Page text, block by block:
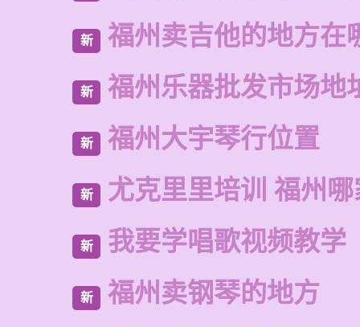
新 福州卖吉他的地方在
新 福州乐器批发市场地
新 福州大宇琴行位置
新 尤克里里培训 福州
新 我要学唱歌视频教学
新 福州卖钢琴的地方